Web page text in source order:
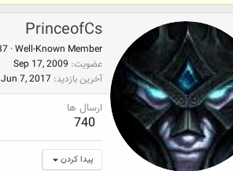
PrinceofCs
Well-Known Member
·
عضویت Sep 17, 2009
آخرین بازدید Jun 7, 2017
ارسال ها
740
پیدا کردن